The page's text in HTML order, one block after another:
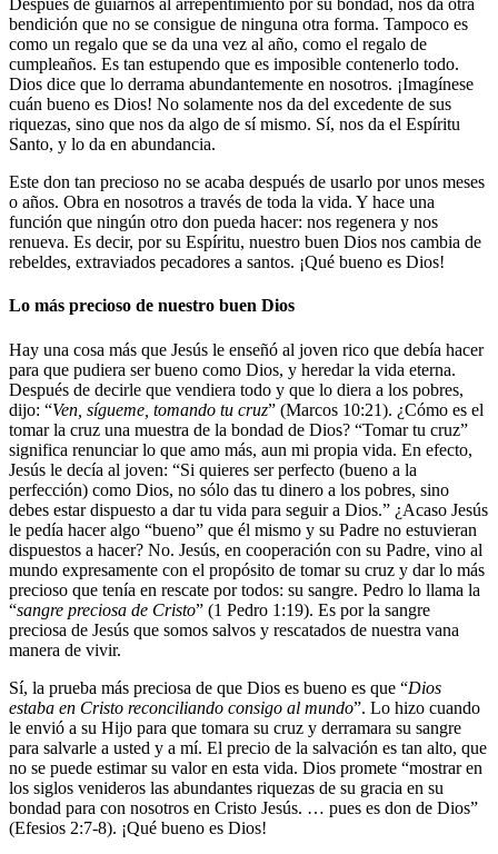
Después de guiarnos al arrepentimiento por su bondad, nos da otra
bendición que no se consigue de ninguna otra forma. Tampoco es
como un regalo que se da una vez al año, como el regalo de
cumpleaños. Es tan estupendo que es imposible contenerlo todo.
Dios dice que lo derrama abundantemente en nosotros. ¡Imagínese
cuán bueno es Dios! No solamente nos da del excedente de sus
riquezas, sino que nos da algo de sí mismo. Sí, nos da el Espíritu
Santo, y lo da en abundancia.
Este don tan precioso no se acaba después de usarlo por unos meses
o años. Obra en nosotros a través de toda la vida. Y hace una
función que ningún otro don pueda hacer: nos regenera y nos
renueva. Es decir, por su Espíritu, nuestro buen Dios nos cambia de
rebeldes, extraviados pecadores a santos. ¡Qué bueno es Dios!
Lo más precioso de nuestro buen Dios
Hay una cosa más que Jesús le enseñó al joven rico que debía hacer
para que pudiera ser bueno como Dios, y heredar la vida eterna.
Después de decirle que vendiera todo y que lo diera a los pobres,
dijo: “Ven, sígueme, tomando tu cruz” (Marcos 10:21). ¿Cómo es el
tomar la cruz una muestra de la bondad de Dios? “Tomar tu cruz”
significa renunciar lo que amo más, aun mi propia vida. En efecto,
Jesús le decía al joven: “Si quieres ser perfecto (bueno a la
perfección) como Dios, no sólo das tu dinero a los pobres, sino
debes estar dispuesto a dar tu vida para seguir a Dios.” ¿Acaso Jesús
le pedía hacer algo “bueno” que él mismo y su Padre no estuvieran
dispuestos a hacer? No. Jesús, en cooperación con su Padre, vino al
mundo expresamente con el propósito de tomar su cruz y dar lo más
precioso que tenía en rescate por todos: su sangre. Pedro lo llama la
“sangre preciosa de Cristo” (1 Pedro 1:19). Es por la sangre
preciosa de Jesús que somos salvos y rescatados de nuestra vana
manera de vivir.
Sí, la prueba más preciosa de que Dios es bueno es que “Dios
estaba en Cristo reconciliando consigo al mundo”. Lo hizo cuando
le envió a su Hijo para que tomara su cruz y derramara su sangre
para salvarle a usted y a mí. El precio de la salvación es tan alto, que
no se puede estimar su valor en esta vida. Dios promete “mostrar en
los siglos venideros las abundantes riquezas de su gracia en su
bondad para con nosotros en Cristo Jesús. … pues es don de Dios”
(Efesios 2:7-8). ¡Qué bueno es Dios!